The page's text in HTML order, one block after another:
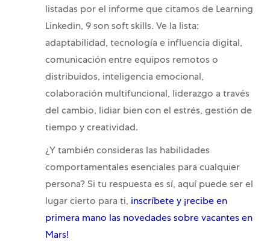
listadas por el informe que citamos de Learning
Linkedin, 9 son soft skills. Ve la lista:
adaptabilidad, tecnología e influencia digital,
comunicación entre equipos remotos o
distribuidos, inteligencia emocional,
colaboración multifuncional, liderazgo a través
del cambio, lidiar bien con el estrés, gestión de
tiempo y creatividad.
¿Y también consideras las habilidades
comportamentales esenciales para cualquier
persona? Si tu respuesta es sí, aquí puede ser el
lugar cierto para ti, inscríbete y ¡recibe en
primera mano las novedades sobre vacantes en
Mars!